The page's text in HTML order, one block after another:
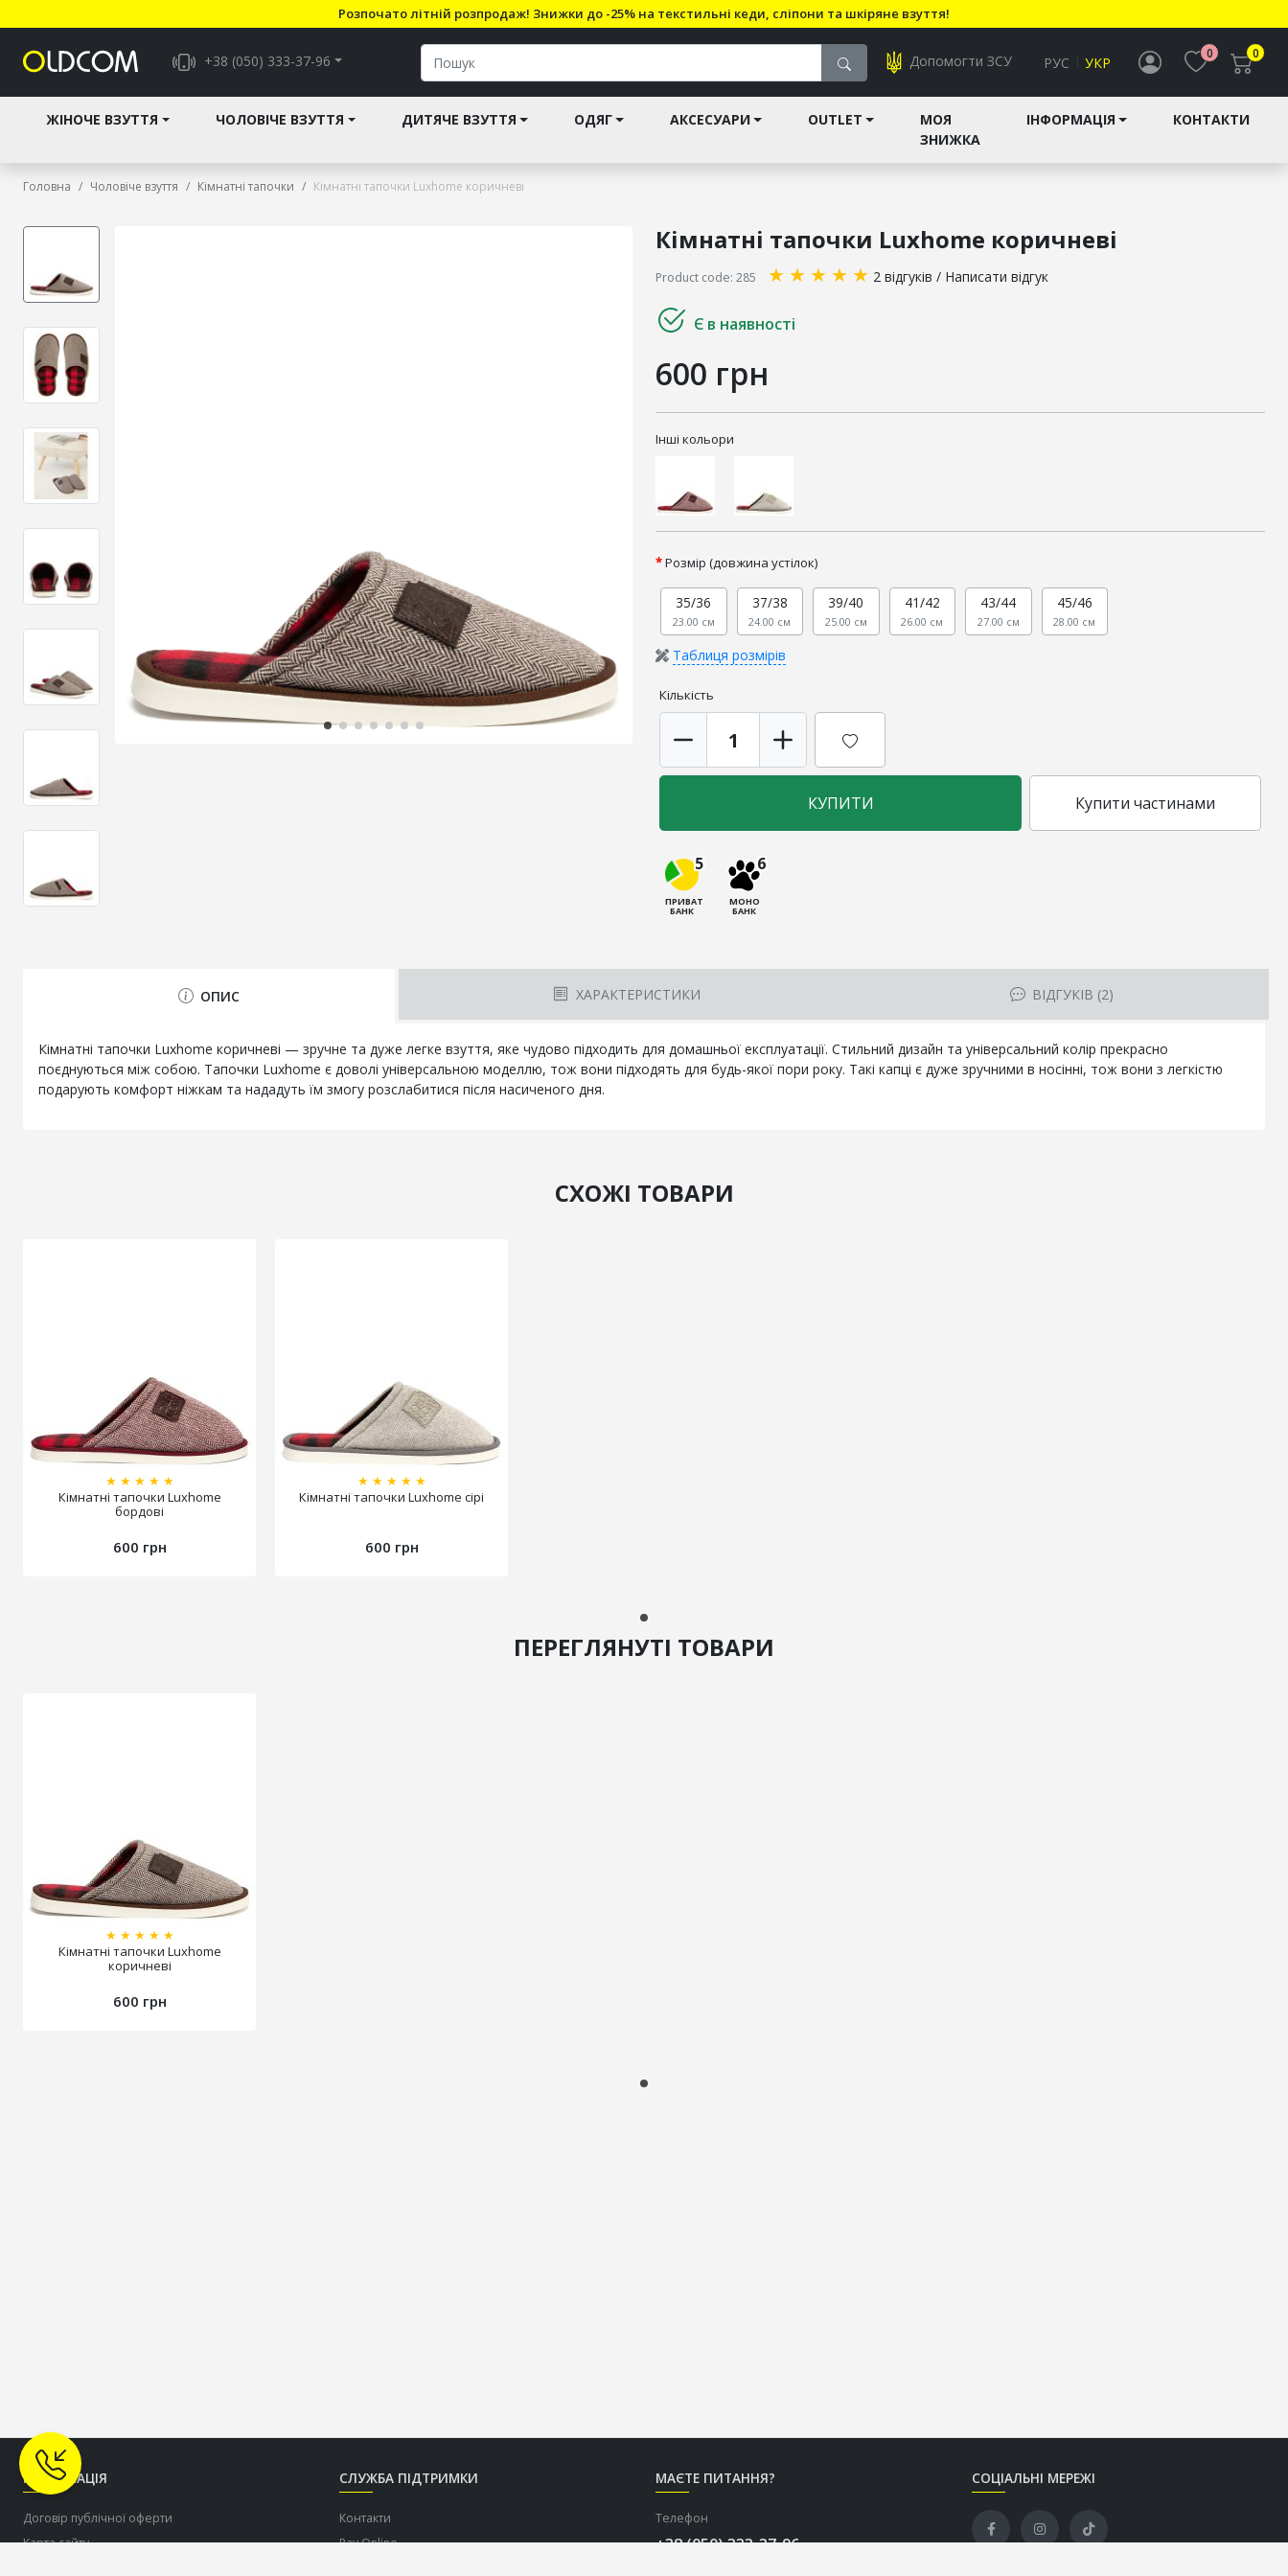
Розпочато літній розпродаж! Знижки до -25% на текстильні кеди, сліпони та шкіряне взуття!
+38 (050) 333-37-96 Допомогти ЗСУ РУС УКР
0 0
ЖІНОЧЕ ВЗУТТЯ ЧОЛОВІЧЕ ВЗУТТЯ ДИТЯЧЕ ВЗУТТЯ ОДЯГ АКСЕСУАРИ OUTLET
МОЯ
ЗНИЖКА
ІНФОРМАЦІЯ КОНТАКТИ
Головна Чоловіче взуття Кімнатні тапочки Кімнатні тапочки Luxhome коричневі
Кімнатні тапочки Luxhome коричневі
Product code: 285 ★ ★ ★ ★ ★ 2 відгуків / Написати відгук
Є в наявності
600 грн
Інші кольори
Розмір (довжина устілок)
35/36
23.00 см
37/38
24.00 см
39/40
25.00 см
41/42
26.00 см
43/44
27.00 см
45/46
28.00 см
Таблиця розмірів
Кількість
КУПИТИ Купити частинами
5
ПРИВАТ
БАНК
6
МОНО
БАНК
ОПИС ХАРАКТЕРИСТИКИ ВІДГУКІВ (2)
Кімнатні тапочки Luxhome коричневі — зручне та дуже легке взуття, яке чудово підходить для домашньої експлуатації. Стильний дизайн та універсальний колір прекрасно
поєднуються між собою. Тапочки Luxhome є доволі універсальною моделлю, тож вони підходять для будь-якої пори року. Такі капці є дуже зручними в носінні, тож вони з легкістю
подарують комфорт ніжкам та нададуть їм змогу розслабитися після насиченого дня.
СХОЖІ ТОВАРИ
★ ★ ★ ★ ★
Кімнатні тапочки Luxhome
бордові
600 грн
★ ★ ★ ★ ★
Кімнатні тапочки Luxhome сірі
600 грн
ПЕРЕГЛЯНУТІ ТОВАРИ
★ ★ ★ ★ ★
Кімнатні тапочки Luxhome
коричневі
600 грн
ІНФОРМАЦІЯ
Договір публічної оферти
Карта сайту
СЛУЖБА ПІДТРИМКИ
Контакти
Pay Online
МАЄТЕ ПИТАННЯ?
Телефон
+38 (050) 333-37-96
СОЦІАЛЬНІ МЕРЕЖІ